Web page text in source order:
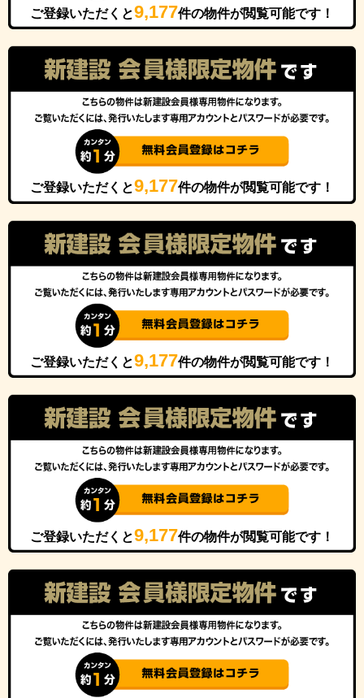
ご登録いただくと9,177件の物件が閲覧可能です！
ご登録いただくと9,177件の物件が閲覧可能です！
ご登録いただくと9,177件の物件が閲覧可能です！
ご登録いただくと9,177件の物件が閲覧可能です！